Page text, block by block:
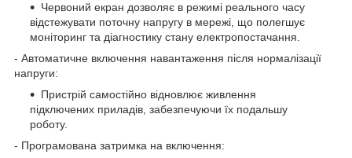
Червоний екран дозволяє в режимі реального часу
відстежувати поточну напругу в мережі, що полегшує
моніторинг та діагностику стану електропостачання.
- Автоматичне включення навантаження після нормалізації
напруги:
Пристрій самостійно відновлює живлення
підключених приладів, забезпечуючи їх подальшу
роботу.
- Програмована затримка на включення: